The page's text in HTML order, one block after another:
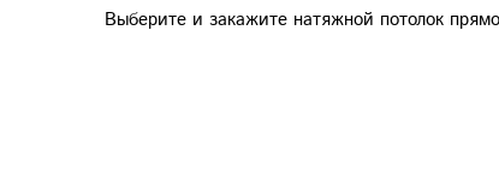
Выберите и закажите натяжной потолок